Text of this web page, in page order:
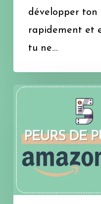
développer ton
rapidement et
tu ne…
5
peurs
qui
t’empêchent
de
publier